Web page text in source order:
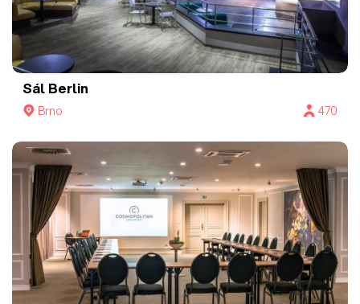
Sál Berlin
Brno 470